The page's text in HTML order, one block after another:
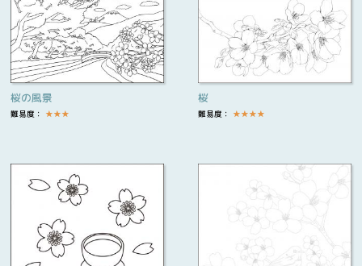
桜の風景
難易度： ★★★
桜
難易度： ★★★★